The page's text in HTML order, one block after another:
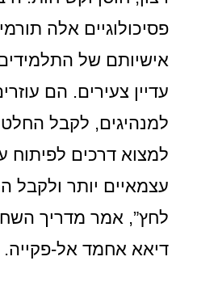
פסיכולוגיים אלה
אישיותם של
עדיין צעירים. הם
למנהיגים, לקבל
למצוא דרכים לפיתוח
עצמאיים יותר ולקבל
לחץ”, אמר מדריך
דיאא אחמד אל-פקייה.